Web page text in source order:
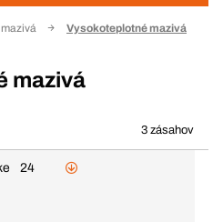
Vysokoteplotné mazivá
mazivá
3 zásahov
24